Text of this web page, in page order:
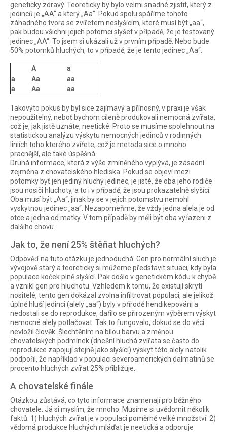
geneticky zdravý. Teoreticky by bylo velmi snadné zjistit, který z
jedinců je „AA“ a který „Aa“. Pokud spolu spáříme tohoto
záhadného tvora se zvířetem neslyšícím, které musí být „aa“,
pak budou všichni jejich potomci slyšet v případě, že je testovaný
jedinec „AA“. To jsem si ukázali už v prvním případě. Nebo bude
50% potomků hluchých, to v případě, že je tento jedinec „Aa“.
A
a
a
Aa
aa
a
Aa aa
Takovýto pokus by byl sice zajímavý a přínosný, v praxi je však
nepoužitelný, neboť bychom cíleně produkovali nemocná zvířata,
což je, jak jistě uznáte, neetické. Proto se musíme spolehnout na
statistickou analýzu výskytu nemocných jedinců v rodinných
liniích toho kterého zvířete, což je metoda sice o mnoho
pracnější, ale také úspěšná.
Druhá informace, která z výše zmíněného vyplývá, je zásadní
zejména z chovatelského hlediska. Pokud se objeví mezi
potomky byť jen jediný hluchý jedinec, je jisté, že oba jeho rodiče
jsou nosiči hluchoty, a to i v případě, že jsou prokazatelně slyšící.
Oba musí být „Aa“, jinak by se v jejich potomstvu nemohl
vyskytnou jedinec „aa“. Nezapomeňme, že vždy jedna alela je od
otce a jedna od matky. V tom případě by měli být oba vyřazeni z
dalšího chovu.
Jak to, že není 25% štěňat hluchých?
Odpověď na tuto otázku je jednoduchá. Gen pro normální sluch je
vývojově starý a teoreticky si můžeme představit situaci, kdy byla
populace koček plně slyšící. Pak došlo v genetickém kódu k chybě
a vznikl gen pro hluchotu. Vzhledem k tomu, že existují skrytí
nositelé, tento gen dokázal zvolna infiltrovat populaci, ale jelikož
úplně hluší jedinci (alely „aa“) byly v přírodě hendikepováni a
nedostali se do reprodukce, dařilo se přirozeným výběrem výskyt
nemocné alely potlačovat. Tak to fungovalo, dokud se do věci
nevložil člověk. Šlechtěním na bílou barvu a změnou
chovatelských podmínek (dnešní hluchá zvířata se často do
reprodukce zapojují stejně jako slyšící) výskyt této alely natolik
podpořil, že například v populaci severoamerických dalmatinů se
procento hluchých zvířat 25% přibližuje.
A chovatelské finále
Otázkou zůstává, co tyto informace znamenají pro běžného
chovatele. Já si myslím, že mnoho. Musíme si uvědomit několik
faktů: 1) hluchých zvířat je v populaci poměrně velké množství. 2)
vědomá produkce hluchých mláďat je neetická a odporuje